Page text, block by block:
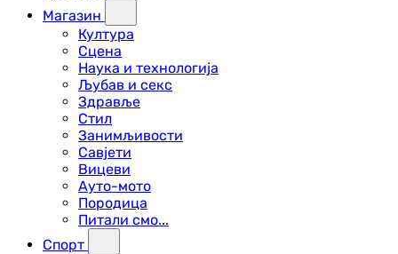
Магазин
Култура
Сцена
Наука и технологија
Љубав и секс
Здравље
Стил
Занимљивости
Савјети
Вицеви
Ауто-мото
Породица
Питали смо...
Спорт